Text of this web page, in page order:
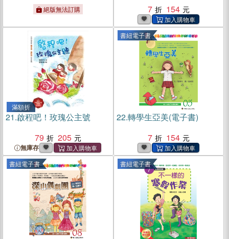
絕版無法訂購 7 154
滿額折
21.啟程吧！玫瑰公主號
79
205
無庫存
書紐電子書
22.轉學生亞美(電子書)
7
154
書紐電子書 書紐電子書